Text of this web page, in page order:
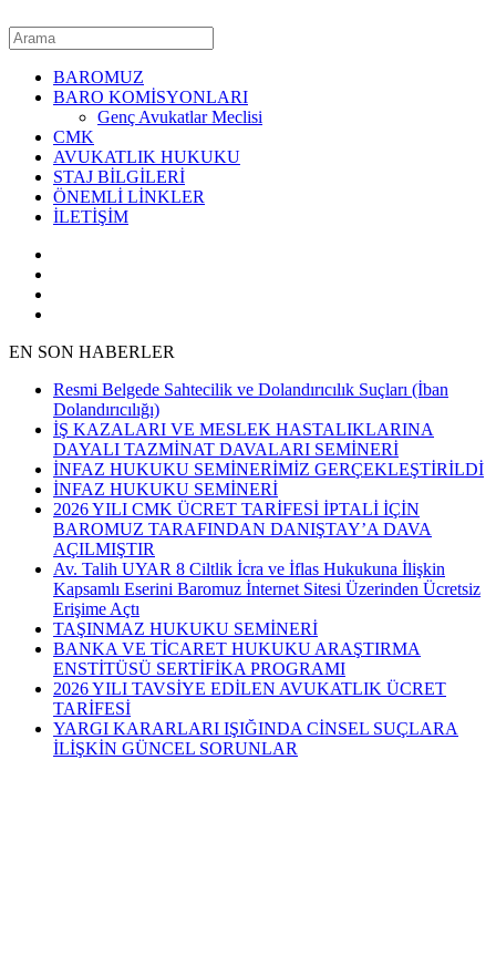
BAROMUZ
BARO KOMİSYONLARI
Genç Avukatlar Meclisi
CMK
AVUKATLIK HUKUKU
STAJ BİLGİLERİ
ÖNEMLİ LİNKLER
İLETİŞİM
EN SON HABERLER
Resmi Belgede Sahtecilik ve Dolandırıcılık Suçları (İban
Dolandırıcılığı)
İŞ KAZALARI VE MESLEK HASTALIKLARINA
DAYALI TAZMİNAT DAVALARI SEMİNERİ
İNFAZ HUKUKU SEMİNERİMİZ GERÇEKLEŞTİRİLDİ
İNFAZ HUKUKU SEMİNERİ
2026 YILI CMK ÜCRET TARİFESİ İPTALİ İÇİN
BAROMUZ TARAFINDAN DANIŞTAY’A DAVA
AÇILMIŞTIR
Av. Talih UYAR 8 Ciltlik İcra ve İflas Hukukuna İlişkin
Kapsamlı Eserini Baromuz İnternet Sitesi Üzerinden Ücretsiz
Erişime Açtı
TAŞINMAZ HUKUKU SEMİNERİ
BANKA VE TİCARET HUKUKU ARAŞTIRMA
ENSTİTÜSÜ SERTİFİKA PROGRAMI
2026 YILI TAVSİYE EDİLEN AVUKATLIK ÜCRET
TARİFESİ
YARGI KARARLARI IŞIĞINDA CİNSEL SUÇLARA
İLİŞKİN GÜNCEL SORUNLAR